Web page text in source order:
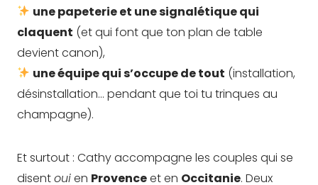
une papeterie et une signalétique qui
claquent (et qui font que ton plan de table
devient canon),
une équipe qui s’occupe de tout (installation,
désinstallation… pendant que toi tu trinques au
champagne).
Et surtout : Cathy accompagne les couples qui se
disentouien Provenceet en Occitanie. Deux